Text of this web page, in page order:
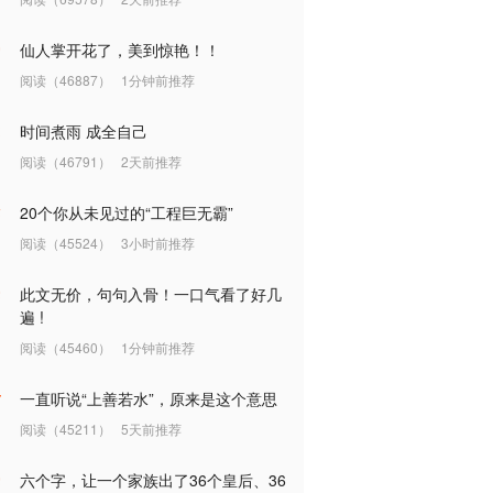
仙人掌开花了，美到惊艳！！
阅读（46887） 1分钟前推荐
时间煮雨 成全自己
阅读（46791） 2天前推荐
20个你从未见过的“工程巨无霸”
阅读（45524） 3小时前推荐
此文无价，句句入骨！一口气看了好几
遍 !
阅读（45460） 1分钟前推荐
一直听说“上善若水”，原来是这个意思
阅读（45211） 5天前推荐
六个字，让一个家族出了36个皇后、36